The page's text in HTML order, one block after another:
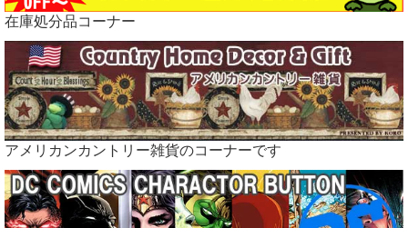
本場USAのアメリカン雑貨やカントリー雑貨をリーズナブルな価
格でご提供できるよう直輸入してます♪
←カントリー雑貨コロボックルランドのバナーです
在庫処分品コーナー
アメリカンカントリー雑貨のコーナーです